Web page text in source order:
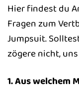
Hier findest du
Fragen zum
Jumpsuit.
zögere nicht,
1. Aus welchem